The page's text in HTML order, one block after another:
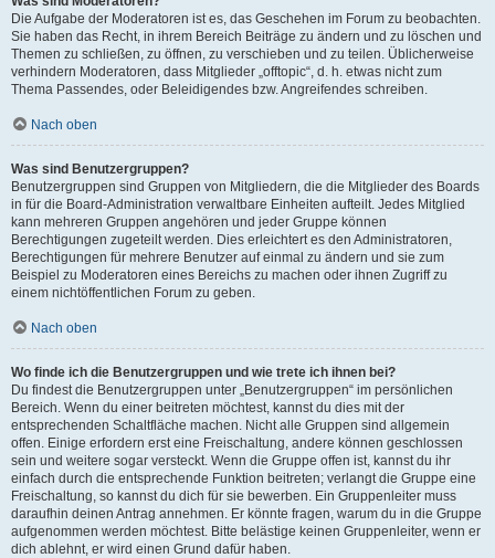
Die Aufgabe der Moderatoren ist es, das Geschehen im Forum zu beobachten.
Sie haben das Recht, in ihrem Bereich Beiträge zu ändern und zu löschen und
Themen zu schließen, zu öffnen, zu verschieben und zu teilen. Üblicherweise
verhindern Moderatoren, dass Mitglieder „offtopic“, d. h. etwas nicht zum
Thema Passendes, oder Beleidigendes bzw. Angreifendes schreiben.
Nach oben
Was sind Benutzergruppen?
Benutzergruppen sind Gruppen von Mitgliedern, die die Mitglieder des Boards
in für die Board-Administration verwaltbare Einheiten aufteilt. Jedes Mitglied
kann mehreren Gruppen angehören und jeder Gruppe können
Berechtigungen zugeteilt werden. Dies erleichtert es den Administratoren,
Berechtigungen für mehrere Benutzer auf einmal zu ändern und sie zum
Beispiel zu Moderatoren eines Bereichs zu machen oder ihnen Zugriff zu
einem nichtöffentlichen Forum zu geben.
Nach oben
Wo finde ich die Benutzergruppen und wie trete ich ihnen bei?
Du findest die Benutzergruppen unter „Benutzergruppen“ im persönlichen
Bereich. Wenn du einer beitreten möchtest, kannst du dies mit der
entsprechenden Schaltfläche machen. Nicht alle Gruppen sind allgemein
offen. Einige erfordern erst eine Freischaltung, andere können geschlossen
sein und weitere sogar versteckt. Wenn die Gruppe offen ist, kannst du ihr
einfach durch die entsprechende Funktion beitreten; verlangt die Gruppe eine
Freischaltung, so kannst du dich für sie bewerben. Ein Gruppenleiter muss
daraufhin deinen Antrag annehmen. Er könnte fragen, warum du in die Gruppe
aufgenommen werden möchtest. Bitte belästige keinen Gruppenleiter, wenn er
dich ablehnt, er wird einen Grund dafür haben.